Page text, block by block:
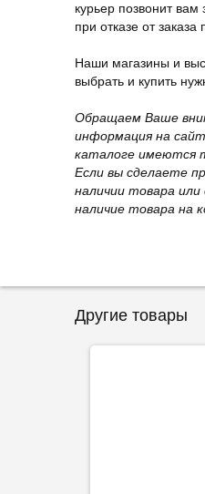
курьер позвонит вам
при отказе от
Наши магазины и
выбрать и купить
Обращаем Ваше
информация на
каталоге имеются
Если вы сделаете
наличии товара
наличие товара на
Другие товары